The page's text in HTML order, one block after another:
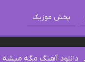
پخش موزیک
دانلود آهنگ مگه میشه